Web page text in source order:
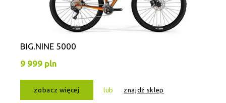
BIG.NINE 5000
9 999 pln
zobacz więcej lub znajdź sklep